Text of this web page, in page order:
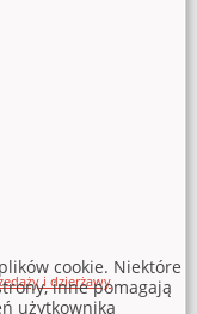
i dzierżawy
cookie. Niektóre
inne pomagają
użytkownika